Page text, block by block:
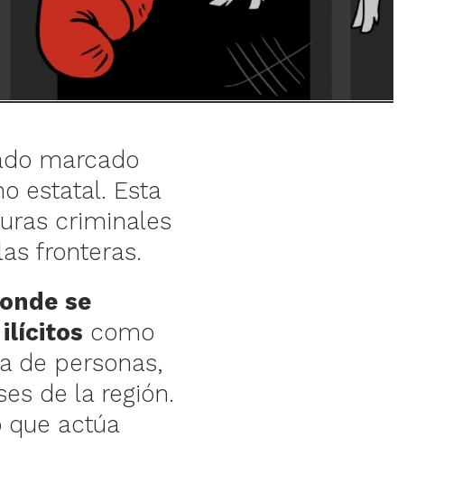
marcado
estatal. Esta
criminales
fronteras.
se
ilícitos como
de personas,
de la región.
que actúa